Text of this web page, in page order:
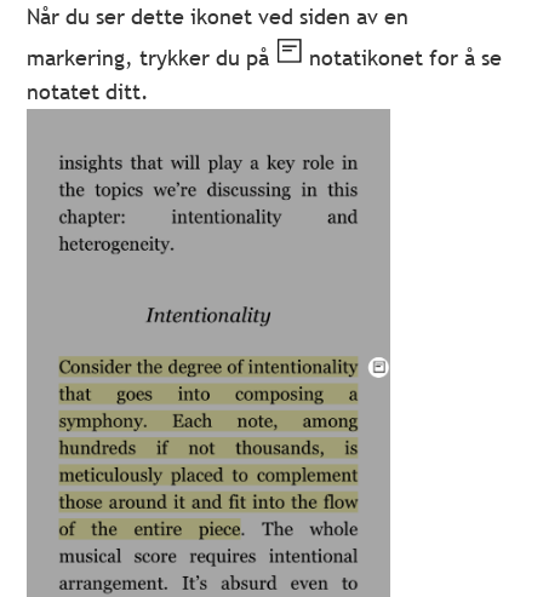
Når du ser dette ikonet ved siden av en
markering, trykker du på
notatikonet for å se
notatet ditt.